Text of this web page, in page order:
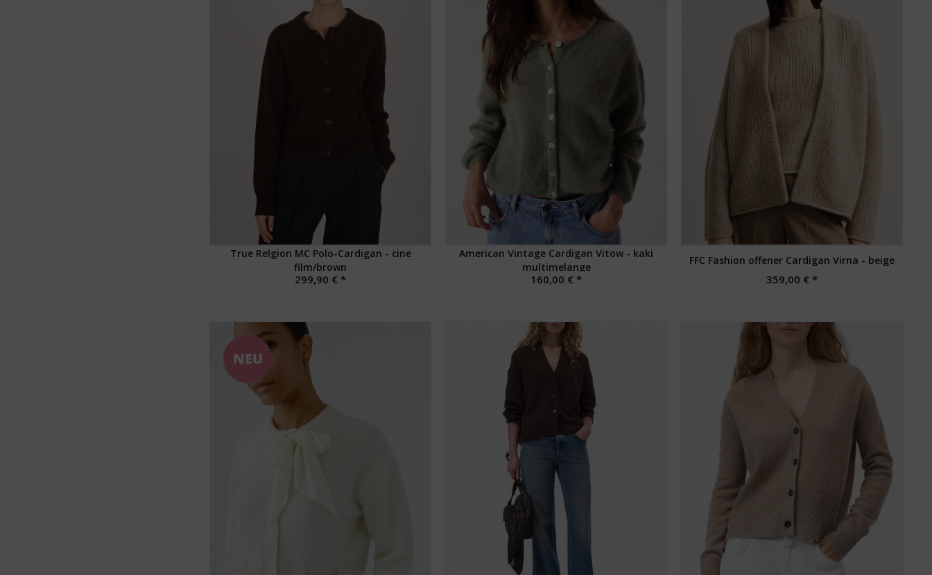
True Relgion MC Polo-Cardigan - cine
film/brown
299,90 € *
American Vintage Cardigan Vitow - kaki
multimelange
160,00 € *
FFC Fashion offener Cardigan Virna - beige
359,00 € *
NEU